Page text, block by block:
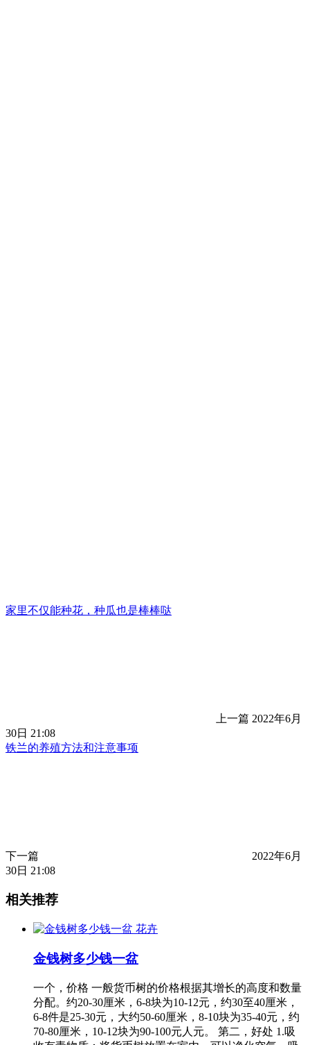
家里不仅能种花，种瓜也是棒棒哒
上一篇 2022年6月
30日 21:08
铁兰的养殖方法和注意事项
下一篇
2022年6月
30日 21:08
相关推荐
花卉
金钱树多少钱一盆
一个，价格 一般货币树的价格根据其增长的高度和数量
分配。约20-30厘米，6-8块为10-12元，约30至40厘米，
6-8件是25-30元，大约50-60厘米，8-10块为35-40元，约
70-80厘米，10-12块为90-100元人元。 第二，好处 1.吸